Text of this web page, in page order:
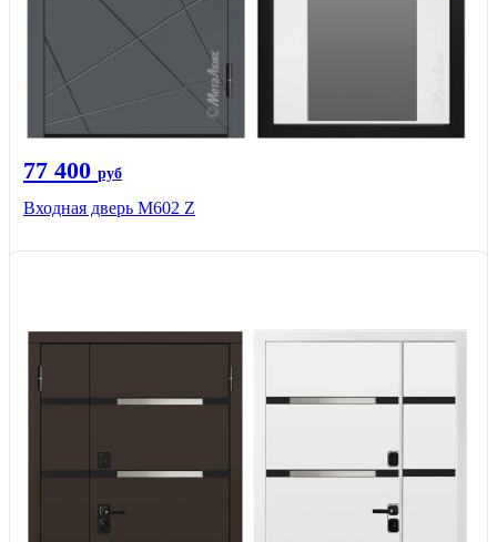
77 400 руб
Входная дверь М602 Z